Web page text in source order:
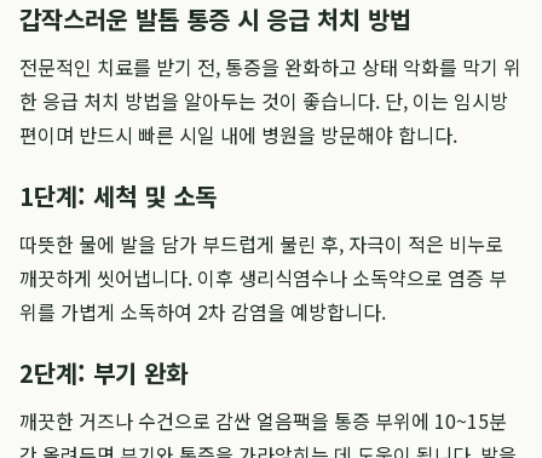
갑작스러운 발톱 통증 시 응급 처치 방법
전문적인 치료를 받기 전, 통증을 완화하고 상태 악화를 막기 위
한 응급 처치 방법을 알아두는 것이 좋습니다. 단, 이는 임시방
편이며 반드시 빠른 시일 내에 병원을 방문해야 합니다.
1단계: 세척 및 소독
따뜻한 물에 발을 담가 부드럽게 불린 후, 자극이 적은 비누로
깨끗하게 씻어냅니다. 이후 생리식염수나 소독약으로 염증 부
위를 가볍게 소독하여 2차 감염을 예방합니다.
2단계: 부기 완화
깨끗한 거즈나 수건으로 감싼 얼음팩을 통증 부위에 10~15분